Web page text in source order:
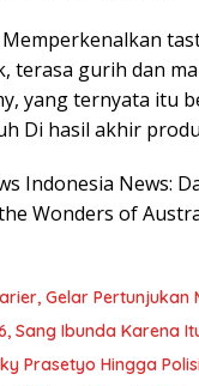
terasa gurih dan
yang ternyata itu
Di hasil akhir
Indonesia News:
Wonders of
Gelar Pertunjukan
Sang Ibunda Karena
Prasetyo Hingga